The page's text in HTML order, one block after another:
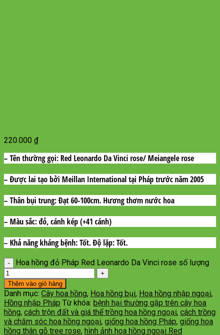
220.000 ₫
– Tên thường gọi: Red Leonardo Da Vinci rose/ Meiangele rose
– Được lai tạo bởi Meillan International tại Pháp trước năm 2005
– Thân bụi trung:Đạt 60-100cm. Hương thơm nước hoa
– Màu sắc:đỏ, cánh kép (+41 cánh)
– Khả năng kháng bệnh: Tốt.Độ lặp: Tốt.
Hoa hồng đỏ Pháp Red Leonardo Da Vinci rose số lượng
Thêm vào giỏ hàng
Danh mục: Cây hoa hồng, Hoa hồng bụi, Hoa hồng nhập ngoại,
Hồng nhập Pháp Từ khóa: bệnh hại thường gặp trên cây hoa
hồng, cách trộn đất và giá thể trồng hoa hồng ngoại, cách trồng
và chăm sóc hoa hồng ngoại, giống hoa hồng Pháp, giống hoa
hồng thân gỗ tree rose, hình ảnh hoa hồng ngoại Red